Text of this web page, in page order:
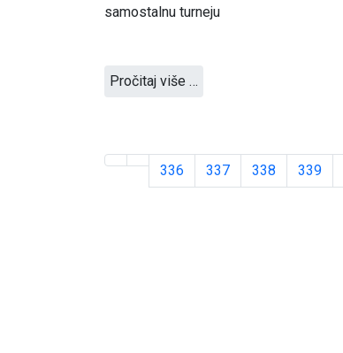
samostalnu turneju
Pročitaj više …
336 337 338 339